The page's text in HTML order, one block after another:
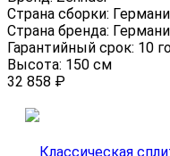
Страна сборки:
Страна бренда:
Гарантийный срок: 10
Высота: 150 см
32 858 ₽